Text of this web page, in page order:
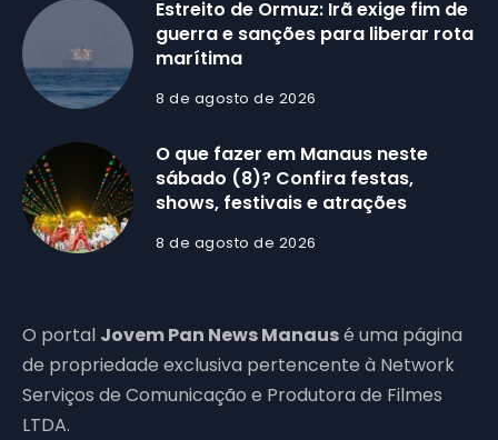
Estreito de Ormuz: Irã exige fim de
guerra e sanções para liberar rota
marítima
8 de agosto de 2026
O que fazer em Manaus neste
sábado (8)? Confira festas,
shows, festivais e atrações
8 de agosto de 2026
O portal Jovem Pan News Manausé uma página
de propriedade exclusiva pertencente à Network
Serviços de Comunicação e Produtora de Filmes
LTDA.